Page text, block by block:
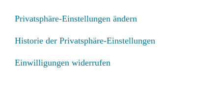
Privatsphäre-Einstellungen ändern
Historie der Privatsphäre-Einstellungen
Einwilligungen widerrufen